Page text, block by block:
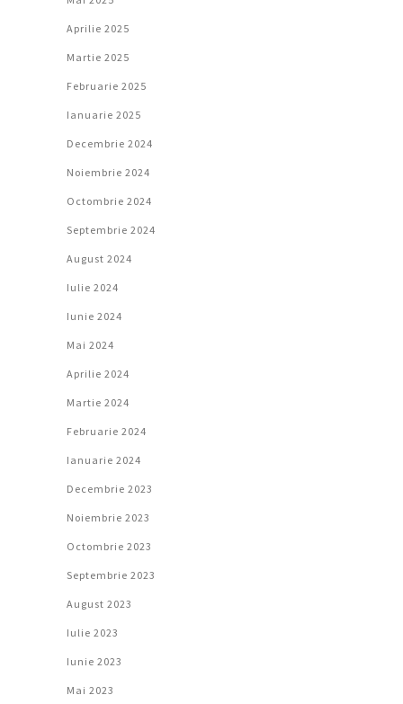
Aprilie 2025
Martie 2025
Februarie 2025
Ianuarie 2025
Decembrie 2024
Noiembrie 2024
Octombrie 2024
Septembrie 2024
August 2024
Iulie 2024
Iunie 2024
Mai 2024
Aprilie 2024
Martie 2024
Februarie 2024
Ianuarie 2024
Decembrie 2023
Noiembrie 2023
Octombrie 2023
Septembrie 2023
August 2023
Iulie 2023
Iunie 2023
Mai 2023